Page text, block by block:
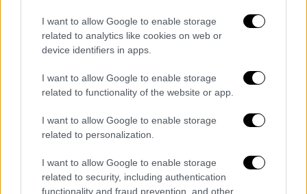
I want to allow Google to enable storage
related to analytics like cookies on web or
device identifiers in apps.
I want to allow Google to enable storage
related to functionality of the website or app.
I want to allow Google to enable storage
related to personalization.
I want to allow Google to enable storage
related to security, including authentication
functionality and fraud prevention, and other
διάλογος και η υπευθυνότητα να
επικρατήσουν επί του μίσους και της βίας»
στις ΗΠΑ.
Η πρώτη αντίδραση της Ρωσίας με
αιχμές για την Ουκρανία
Η Μόσχα κάλεσε σήμερα τις ΗΠΑ να
αποτιμήσουν» τις«πολιτικές τους που